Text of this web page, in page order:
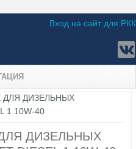
Вход на сайт для РКК
ДИЗЕЛЬНЫХ
1 10W-40
ДИЗЕЛЬНЫХ